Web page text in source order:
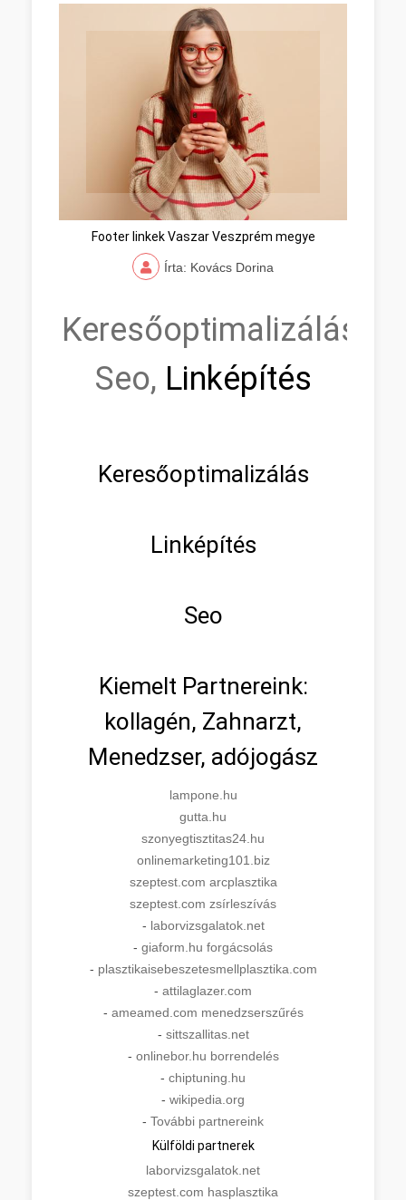
Footer linkek Vaszar Veszprém megye
Írta: Kovács Dorina
Keresőoptimalizálás,
Seo, Linképítés
Keresőoptimalizálás
Linképítés
Seo
Kiemelt Partnereink:
kollagén, Zahnarzt,
Menedzser, adójogász
lampone.hu
gutta.hu
szonyegtisztitas24.hu
onlinemarketing101.biz
szeptest.com arcplasztika
szeptest.com zsírleszívás
- laborvizsgalatok.net
- giaform.hu forgácsolás
- plasztikaisebeszetesmellplasztika.com
- attilaglazer.com
- ameamed.com menedzserszűrés
- sittszallitas.net
- onlinebor.hu borrendelés
- chiptuning.hu
- wikipedia.org
- További partnereink
Külföldi partnerek
laborvizsgalatok.net
szeptest.com hasplasztika